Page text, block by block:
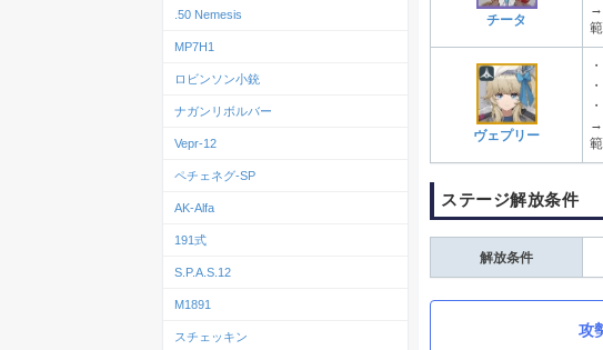
チータ
→
ヴェプリー
→
ステージ解放条件
解放条件
攻
.50 Nemesis
MP7H1
ロビンソン小銃
ナガンリボルバー
Vepr-12
ペチェネグ-SP
AK-Alfa
191式
S.P.A.S.12
M1891
スチェッキン